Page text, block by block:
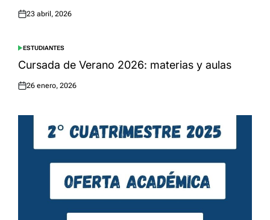
Posted
23 abril, 2026
POSTED
IN
ESTUDIANTES
Cursada de Verano 2026: materias y aulas
Posted
26 enero, 2026